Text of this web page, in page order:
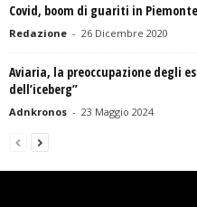
Covid, boom di guariti in Piemonte
Redazione - 26 Dicembre 2020
Aviaria, la preoccupazione degli
dell’iceberg”
Adnkronos - 23 Maggio 2024